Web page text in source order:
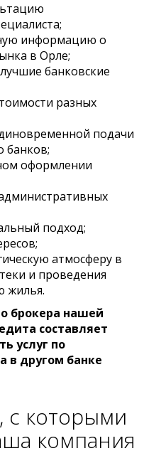
информацию о
в Орле;
банковские
разных
подачи
банков;
оформлении
подход;
атмосферу в
и проведения
жилья.
брокера нашей
составляет
услуг по
в другом банке
, с которыми
компания